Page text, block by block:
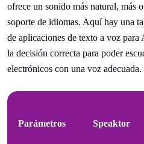
ofrece un sonido más natural, más
soporte de idiomas. Aquí hay una
de aplicaciones de texto a voz
la decisión correcta para poder
electrónicos con una voz adecuada.
Parámetros Speaktor